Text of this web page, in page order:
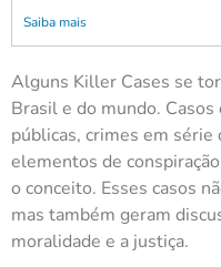
Saiba mais
Alguns Killer Cases se
Brasil e do mundo.
públicas, crimes em
elementos de
o conceito. Esses casos
mas também geram
moralidade e a justiça.